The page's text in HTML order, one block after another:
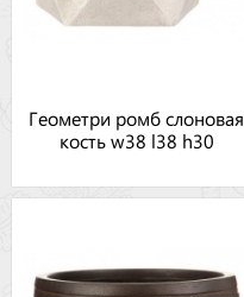
Геометри ромб слоновая
кость w38 l38 h30